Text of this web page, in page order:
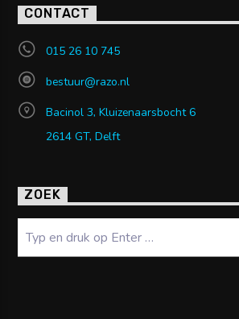
CONTACT
015 26 10 745
bestuur@razo.nl
Bacinol 3, Kluizenaarsbocht 6
2614 GT, Delft
ZOEK